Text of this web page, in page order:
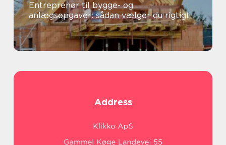
Entreprenør til bygge- og
anlægsopgaver: sådan vælger du rigtigt
Address